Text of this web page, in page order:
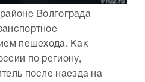
Волгограда
пешехода. Как
по региону,
после наезда на